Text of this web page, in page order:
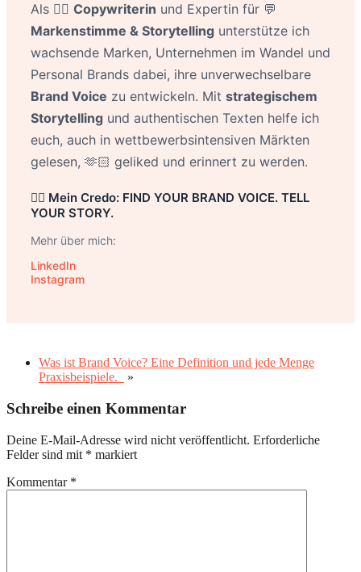
Als ✍🏻 Copywriterin und Expertin für 💬
Markenstimme & Storytelling unterstütze ich
wachsende Marken, Unternehmen im Wandel und
Personal Brands dabei, ihre unverwechselbare
Brand Voice zu entwickeln. Mit strategischem
Storytelling und authentischen Texten helfe ich
euch, auch in wettbewerbsintensiven Märkten
gelesen, 🫶🏻 geliked und erinnert zu werden.
👉🏻 Mein Credo: FIND YOUR BRAND VOICE. TELL
YOUR STORY.
Mehr über mich:
LinkedIn
Instagram
Was ist Brand Voice? Eine Definition und jede Menge
Praxisbeispiele.
»
Schreibe einen Kommentar
Deine E-Mail-Adresse wird nicht veröffentlicht. Erforderliche
Felder sind mit * markiert
Kommentar *